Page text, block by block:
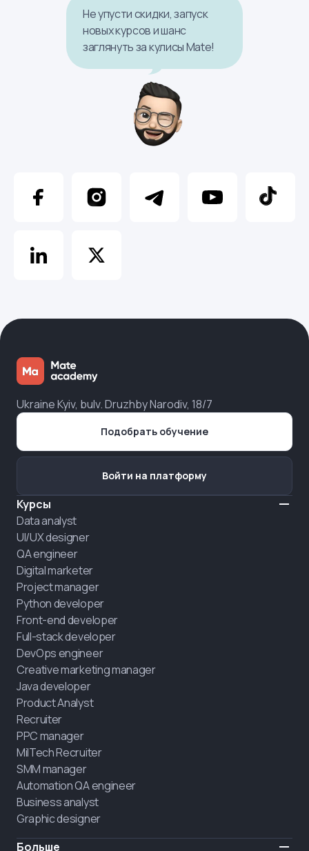
Не упусти скидки, запуск
новых курсов и шанс
заглянуть за кулисы Mate!
Ukraine Kyiv, bulv. Druzhby Narodiv, 18/7
Курсы
Data analyst
UI/UX designer
QA engineer
Digital marketer
Project manager
Python developer
Front-end developer
Full-stack developer
DevOps engineer
Creative marketing manager
Java developer
Product Analyst
Recruiter
PPC manager
MilTech Recruiter
SMM manager
Automation QA engineer
Business analyst
Graphic designer
Больше
Подобрать обучение
Войти на платформу